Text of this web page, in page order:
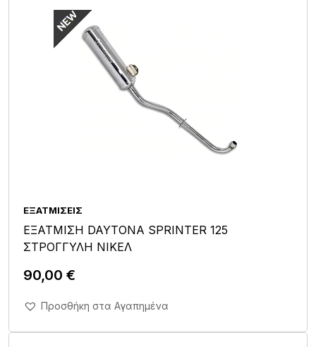
ΕΞΑΤΜΊΣΕΙΣ
ΕΞΑΤΜΙΣΗ DAYTONA SPRINTER 125
ΣΤΡΟΓΓΥΛΗ ΝΙΚΕΛ
90,00 €
Άμεση Αγορά Σε 1'
Προσθήκη στα Αγαπημένα